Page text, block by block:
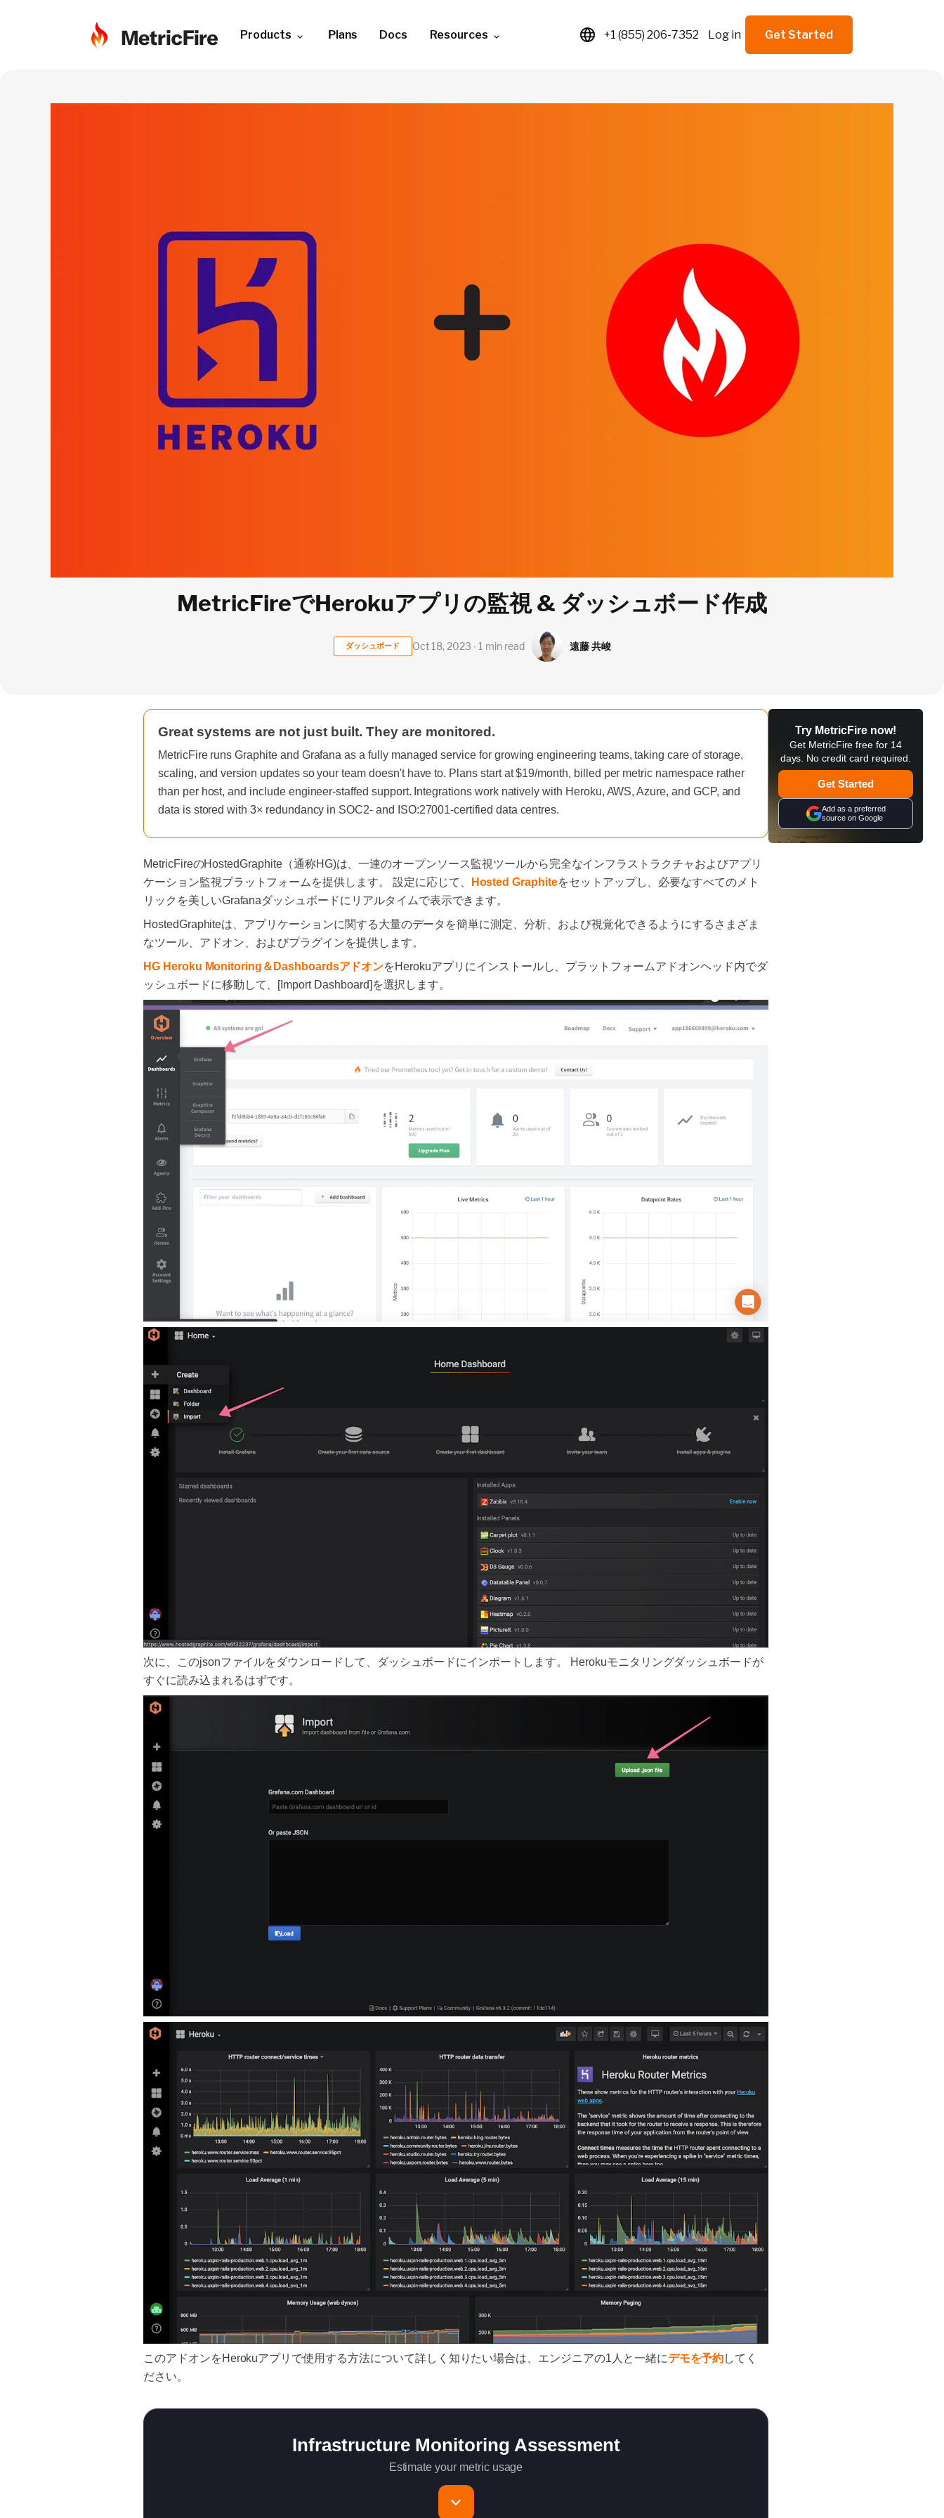
Products Plans Docs Resources +1 (855) 206-7352 Log in Get Started
MetricFireでHerokuアプリの監視 & ダッシュボード作成
ダッシュボード Oct 18, 2023 ∙ 1 min read 遠藤 共峻
Great systems are not just built. They are monitored.
MetricFire runs Graphite and Grafana as a fully managed service for growing engineering teams, taking care of storage,
scaling, and version updates so your team doesn't have to. Plans start at $19/month, billed per metric namespace rather
than per host, and include engineer-staffed support. Integrations work natively with Heroku, AWS, Azure, and GCP, and
data is stored with 3× redundancy in SOC2- and ISO:27001-certified data centres.
MetricFireのHostedGraphite（通称HG)は、一連のオープンソース監視ツールから完全なインフラストラクチャおよびアプリ
ケーション監視プラットフォームを提供します。 設定に応じて、
Hosted Graphiteをセットアップし、必要なすべてのメト
リックを美しいGrafanaダッシュボードにリアルタイムで表示できます。
HostedGraphiteは、アプリケーションに関する大量のデータを簡単に測定、分析、および視覚化できるようにするさまざま
なツール、アドオン、およびプラグインを提供します。
HG Heroku Monitoring＆DashboardsアドオンをHerokuアプリにインストールし、プラットフォームアドオンヘッド内でダ
ッシュボードに移動して、[Import Dashboard]を選択します。
次に、このjsonファイルをダウンロードして、ダッシュボードにインポートします。 Herokuモニタリングダッシュボードが
すぐに読み込まれるはずです。
このアドオンをHerokuアプリで使用する方法について詳しく知りたい場合は、エンジニアの1人と一緒にデモを予約してく
ださい。
Infrastructure Monitoring Assessment
Estimate your metric usage
Try MetricFire now!
Get MetricFire free for 14
days. No credit card required.
Get Started
Add as a preferred
source on Google